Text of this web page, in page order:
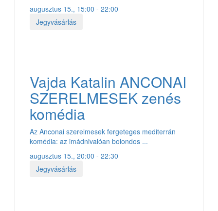
augusztus 15., 15:00 - 22:00
Jegyvásárlás
Vajda Katalin ANCONAI
SZERELMESEK zenés
komédia
Az Anconai szerelmesek fergeteges mediterrán
komédia: az imádnivalóan bolondos ...
augusztus 15., 20:00 - 22:30
Jegyvásárlás